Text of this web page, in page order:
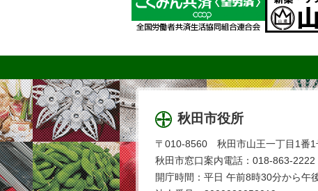
秋田市役所
〒010-8560 秋田市山王一丁目1番1
秋田市窓口案内電話：018-863-
開庁時間：平日 午前8時30分から午